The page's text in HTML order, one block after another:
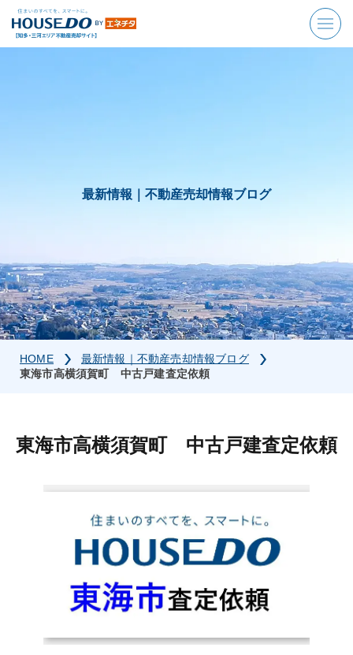
最新情報｜ 不動産売却情報ブログ
HOME
最新情報｜不動産売却情報ブログ
東海市高横須賀町 中古戸建査定依頼
東海市高横須賀町 中古戸建査定依頼